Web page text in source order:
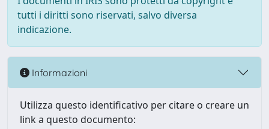
tutti i diritti sono riservati, salvo diversa
indicazione.
Informazioni
Utilizza questo identificativo per citare o creare un
link a questo documento: